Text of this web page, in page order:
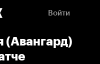
Войти
(Авангард)